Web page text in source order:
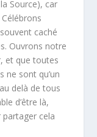
Source), car
caché
Ouvrons notre
et que toutes
ne sont qu’un
delà de tous
d’être là,
cela